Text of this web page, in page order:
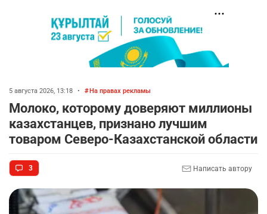
5 августа 2026, 13:18 • На правах рекламы
Молоко, которому доверяют миллионы
казахстанцев, признано лучшим
товаром Северо-Казахстанской области
3 Написать автору